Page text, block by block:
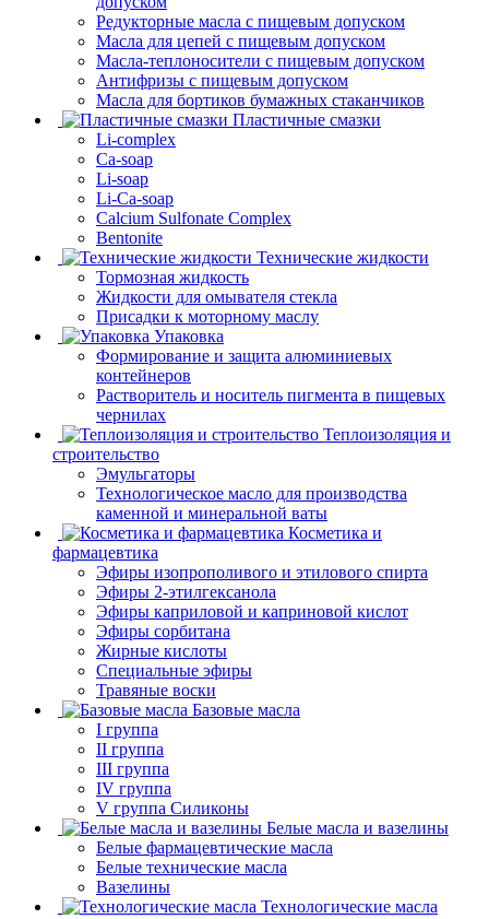
Редукторные масла с пищевым допуском
Масла для цепей с пищевым допуском
Масла-теплоносители с пищевым допуском
Антифризы с пищевым допуском
Масла для бортиков бумажных стаканчиков
Пластичные смазки
Li-complex
Ca-soap
Li-soap
Li-Ca-soap
Calcium Sulfonate Complex
Bentonite
Технические жидкости
Тормозная жидкость
Жидкости для омывателя стекла
Присадки к моторному маслу
Упаковка
Формирование и защита алюминиевых
контейнеров
Растворитель и носитель пигмента в пищевых
чернилах
Теплоизоляция и
строительство
Эмульгаторы
Технологическое масло для производства
каменной и минеральной ваты
Косметика и
фармацевтика
Эфиры изопрополивого и этилового спирта
Эфиры 2-этилгексанола
Эфиры каприловой и каприновой кислот
Эфиры сорбитана
Жирные кислоты
Специальные эфиры
Травяные воски
Базовые масла
I группа
II группа
III группа
IV группа
V группа Силиконы
Белые масла и вазелины
Белые фармацевтические масла
Белые технические масла
Вазелины
Технологические масла